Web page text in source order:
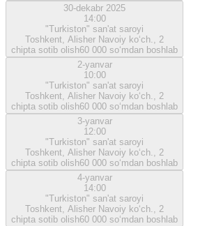
30-dekabr 2025
14:00
"Turkiston" san'at saroyi
Toshkent, Alisher Navoiy ko‘ch., 2
chipta sotib olish60 000 so‘mdan boshlab
2-yanvar
10:00
"Turkiston" san'at saroyi
Toshkent, Alisher Navoiy ko‘ch., 2
chipta sotib olish60 000 so‘mdan boshlab
3-yanvar
12:00
"Turkiston" san'at saroyi
Toshkent, Alisher Navoiy ko‘ch., 2
chipta sotib olish60 000 so‘mdan boshlab
4-yanvar
14:00
"Turkiston" san'at saroyi
Toshkent, Alisher Navoiy ko‘ch., 2
chipta sotib olish60 000 so‘mdan boshlab